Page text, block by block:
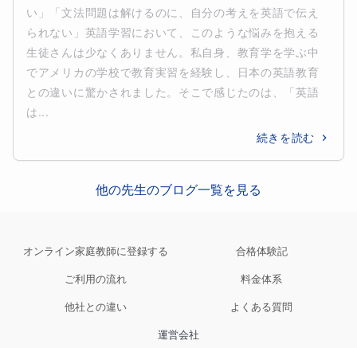
い」「文法問題は解けるのに、自分の考えを英語で伝え
られない」英語学習において、このような悩みを抱える
生徒さんは少なくありません。私自身、教育学を学ぶ中
でアメリカの学校で教育実習を経験し、日本の英語教育
との違いに驚かされました。そこで感じたのは、「英語
は...
続きを読む
他の先生のブログ一覧を見る
オンライン家庭教師に登録する 合格体験記
ご利用の流れ 料金体系
他社との違い よくある質問
運営会社